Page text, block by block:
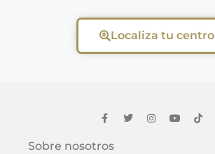
Localiza tu centro
Sobre nosotros